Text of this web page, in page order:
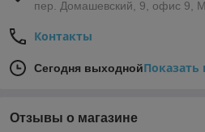
пер. Домашевский, 9, офис 9,
Контакты
Сегодня выходнойПоказать
Отзывы о магазине